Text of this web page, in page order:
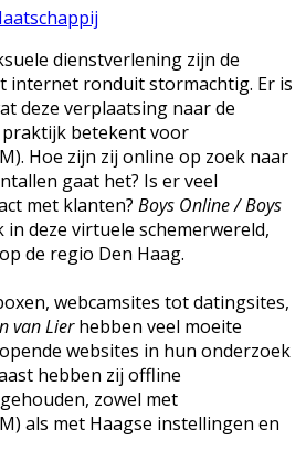
dienstverlening zijn de
internet ronduit stormachtig. Er is
deze verplaatsing naar de
betekent voor
Hoe zijn zij online op zoek naar
gaat het? Is er veel
met klanten? Boys Online / Boys
deze virtuele schemerwereld,
de regio Den Haag.
webcamsites tot datingsites,
van Lierhebben veel moeite
websites in hun onderzoek
hebben zij offline
zowel met
als met Haagse instellingen en